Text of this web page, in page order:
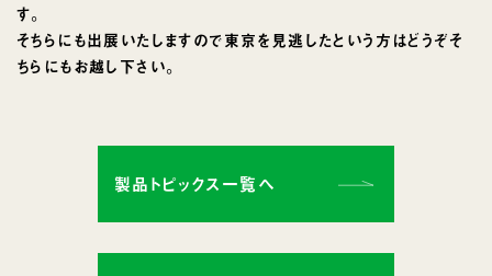
す。
そちらにも出展いたしますので東京を見逃したという方はどうぞそ
ちらにもお越し下さい。
製品トピックス一覧へ